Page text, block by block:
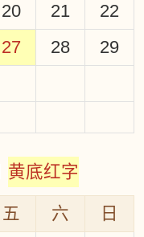
20 21
22
27 28
29
黄底红字
五 六
日